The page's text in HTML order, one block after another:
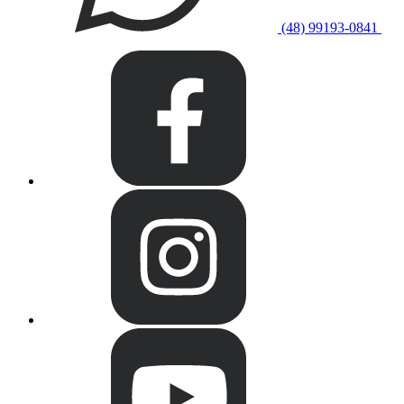
(48) 99193-0841